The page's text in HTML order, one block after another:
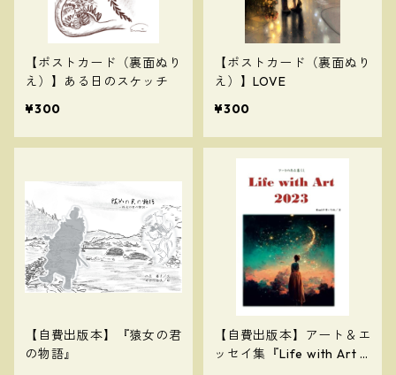
【ポストカード（裏面ぬり
え）】ある日のスケッチ
¥300
【ポストカード（裏面ぬり
え）】LOVE
¥300
【自費出版本】『猿女の君
の物語』
【自費出版本】アート＆エ
ッセイ集『Life with Art 2